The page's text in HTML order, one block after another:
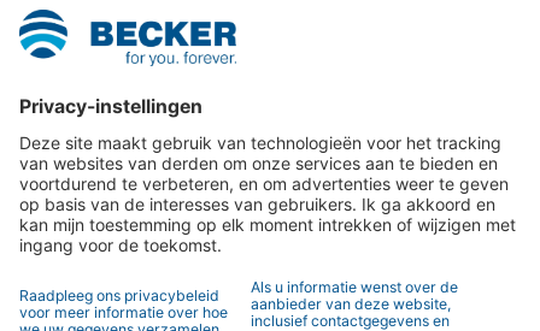
SmartHome
Rolluik
Andere toepassingen
Contact
Contactpersoon
Contactformulier